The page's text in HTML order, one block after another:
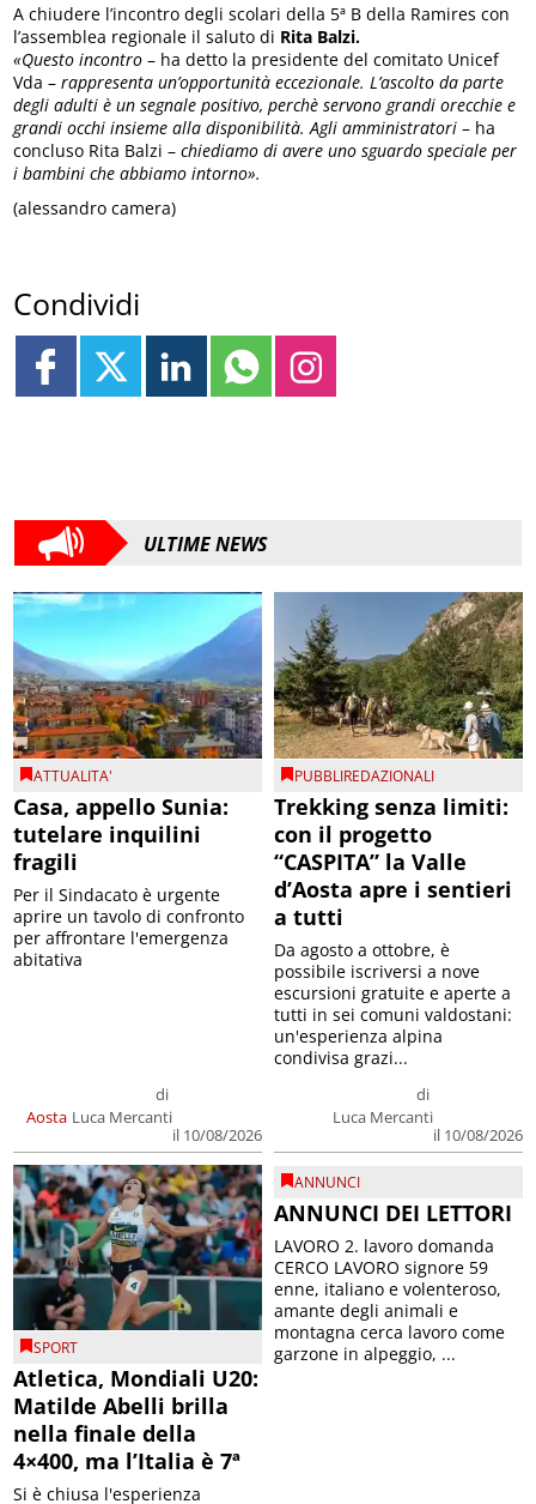
A chiudere l’incontro degli scolari della 5ª B della Ramires con
l’assemblea regionale il saluto di Rita Balzi.
«Questo incontro – ha detto la presidente del comitato Unicef
Vda –rappresenta un’opportunità eccezionale. L’ascolto da parte
degli adulti è un segnale positivo, perchè servono grandi orecchie e
grandi occhi insieme alla disponibilità. Agli amministratori – ha
concluso Rita Balzi –chiediamo di avere uno sguardo speciale per
i bambini che abbiamo intorno».
(alessandro camera)
Condividi
ULTIME NEWS
ATTUALITA'
Casa, appello Sunia:
tutelare inquilini
fragili
Aosta
di
Luca Mercanti
il 10/08/2026
Per il Sindacato è urgente
aprire un tavolo di confronto
per affrontare l'emergenza
abitativa
PUBBLIREDAZIONALI
Trekking senza limiti:
con il progetto
“CASPITA” la Valle
d’Aosta apre i sentieri
a tutti
di
Luca Mercanti
il 10/08/2026
Da agosto a ottobre, è
possibile iscriversi a nove
escursioni gratuite e aperte a
tutti in sei comuni valdostani:
un'esperienza alpina
condivisa grazi...
SPORT
Atletica, Mondiali U20:
Matilde Abelli brilla
nella finale della
4×400, ma l’Italia è 7ª
Si è chiusa l'esperienza
ANNUNCI
ANNUNCI DEI LETTORI
LAVORO 2. lavoro domanda
CERCO LAVORO signore 59
enne, italiano e volenteroso,
amante degli animali e
montagna cerca lavoro come
garzone in alpeggio, ...